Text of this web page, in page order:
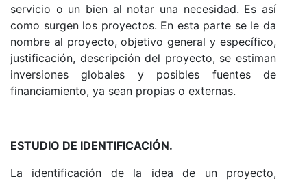
servicio o un bien al notar una necesidad. Es así
como surgen los proyectos. En esta parte se le da
nombre al proyecto, objetivo general y específico,
justificación, descripción del proyecto, se estiman
inversiones globales y posibles fuentes de
financiamiento, ya sean propias o externas.
ESTUDIO DE IDENTIFICACIÓN.
La identificación de la idea de un proyecto,